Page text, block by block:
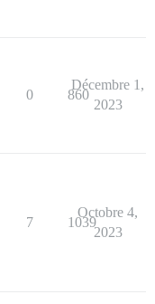
0 860
Décembre 1,
2023
7 1039
Octobre 4,
2023